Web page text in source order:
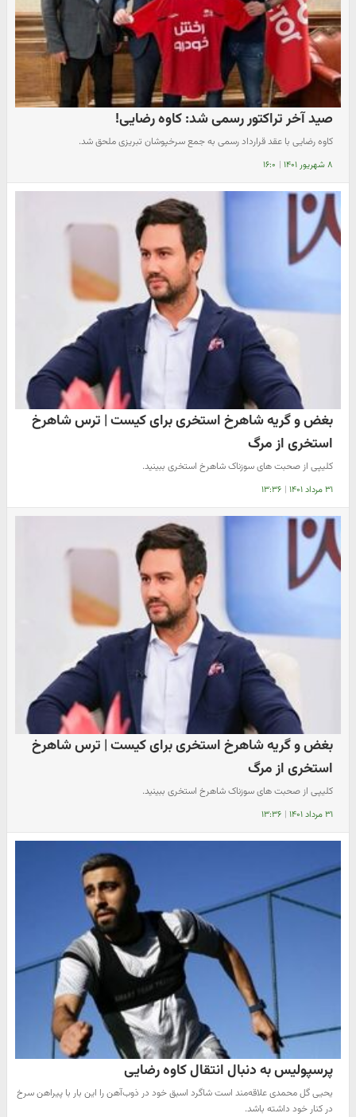
صید آخر تراکتور رسمی شد: کاوه رضایی!
کاوه رضایی با عقد قرارداد رسمی به جمع سرخپوشان تبریزی ملحق شد.
۸ شهریور ۱۴۰۱ | ۱۶:۰
بغض و گریه شاهرخ استخری برای کیست | ترس شاهرخ
استخری از مرگ
کلیپی از صحبت های سوزناک شاهرخ استخری ببینید.
۳۱ مرداد ۱۴۰۱ | ۱۳:۳۶
بغض و گریه شاهرخ استخری برای کیست | ترس شاهرخ
استخری از مرگ
کلیپی از صحبت های سوزناک شاهرخ استخری ببینید.
۳۱ مرداد ۱۴۰۱ | ۱۳:۳۶
پرسپولیس به دنبال انتقال کاوه رضایی
یحیی گل محمدی علاقه‌مند است شاگرد اسبق خود در ذوب‌آهن را این بار با پیراهن سرخ
در کنار خود داشته باشد.